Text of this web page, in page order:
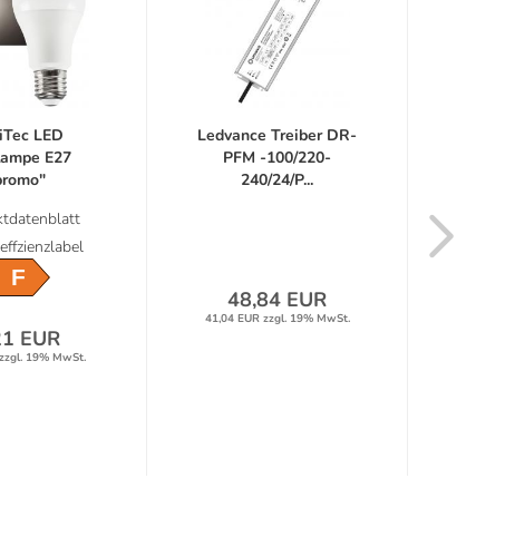
LED
E27
EUR
19% MwSt.
Ledvance Treiber DR-
PFM -100/220-
240/24/P...
48,84 EUR
41,04 EUR zzgl. 19% MwSt.